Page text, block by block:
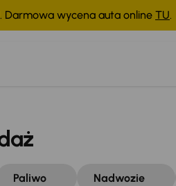
Darmowa wycena auta online TU.
Paliwo Nadwozie